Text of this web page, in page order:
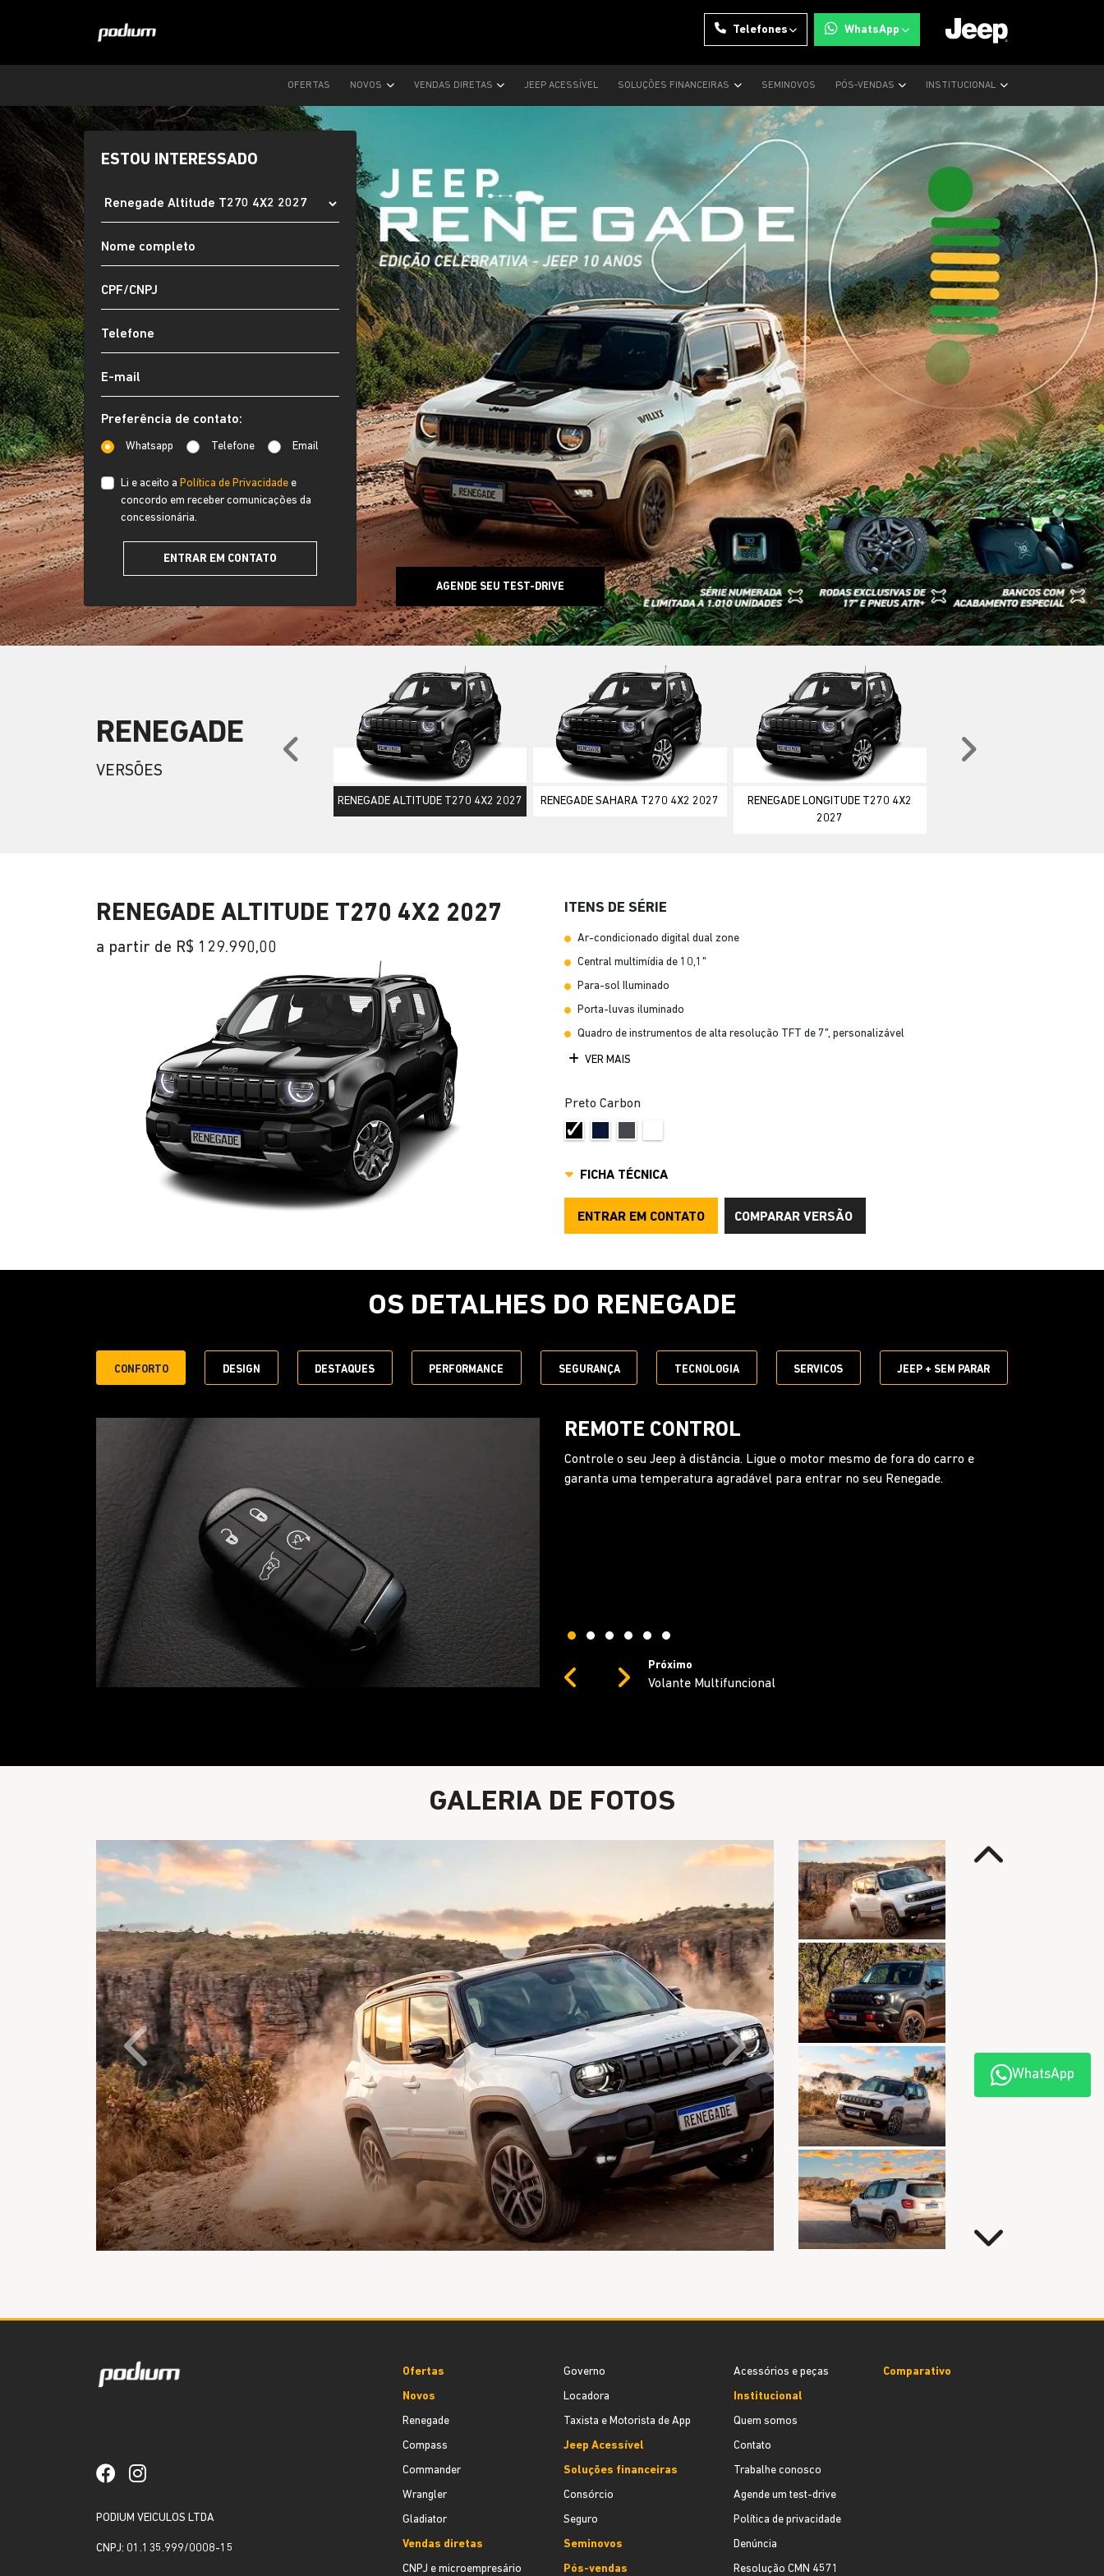
Telefones WhatsApp
OFERTAS NOVOS VENDAS DIRETAS JEEP ACESSÍVEL SOLUÇÕES FINANCEIRAS SEMINOVOS PÓS-VENDAS INSTITUCIONAL
ESTOU INTERESSADO
Preferência de contato:
Whatsapp Telefone Email
Li e aceito a Política de Privacidade e
concordo em receber comunicações da
concessionária.
ENTRAR EM CONTATO
AGENDE SEU TEST-DRIVE Fale com um especialista
RENEGADE
VERSÕES
RENEGADE ALTITUDE T270 4X2 2027 RENEGADE SAHARA T270 4X2 2027
RENEGADE LONGITUDE T270 4X2
2027
Anterior
RENEGADE ALTITUDE T270 4X2 2027
a partir de R$ 129.990,00
ITENS DE SÉRIE
Ar-condicionado digital dual zone
Central multimídia de 10,1"
Para-sol Iluminado
Porta-luvas iluminado
Quadro de instrumentos de alta resolução TFT de 7", personalizável
VER MAIS
Preto Carbon
FICHA TÉCNICA
ENTRAR EM CONTATO COMPARAR VERSÃO
OS DETALHES DO RENEGADE
CONFORTO DESIGN DESTAQUES PERFORMANCE SEGURANÇA TECNOLOGIA SERVICOS JEEP + SEM PARAR
PreviousNext
GALERIA DE FOTOS
Anterior Próximo
Anterior
WhatsApp
PODIUM VEICULOS LTDA
CNPJ: 01.135.999/0008-15
Ofertas
Novos
Renegade
Compass
Commander
Wrangler
Gladiator
Vendas diretas
CNPJ e microempresário
Governo
Locadora
Taxista e Motorista de App
Jeep Acessível
Soluções financeiras
Consórcio
Seguro
Seminovos
Pós-vendas
Acessórios e peças
Institucional
Quem somos
Contato
Trabalhe conosco
Agende um test-drive
Política de privacidade
Denúncia
Resolução CMN 4571
Comparativo